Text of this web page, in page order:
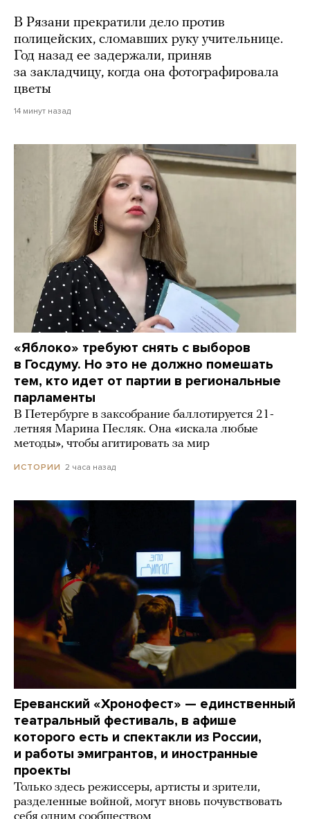
В Рязани прекратили дело против
полицейских, сломавших руку учительнице.
Год назад ее задержали, приняв
за закладчицу, когда она фотографировала
цветы
14 минут назад
«Яблоко» требуют снять с выборов
в Госдуму. Но это не должно помешать
тем, кто идет от партии в региональные
парламенты
В Петербурге в заксобрание баллотируется 21-
летняя Марина Песляк. Она «искала любые
методы», чтобы агитировать за мир
ИСТОРИИ 2 часа назад
Ереванский «Хронофест» — единственный
театральный фестиваль, в афише
которого есть и спектакли из России,
и работы эмигрантов, и иностранные
проекты
Только здесь режиссеры, артисты и зрители,
разделенные войной, могут вновь почувствовать